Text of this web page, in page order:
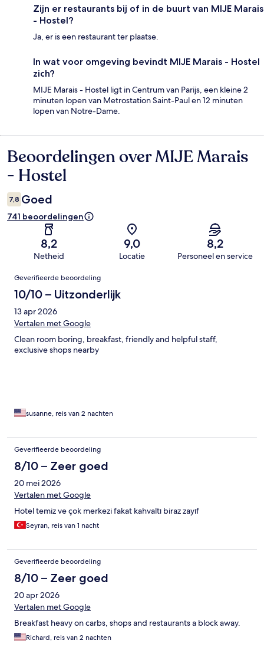
Zijn er restaurants bij of in de buurt van MIJE Marais
- Hostel?
Ja, er is een restaurant ter plaatse.
In wat voor omgeving bevindt MIJE Marais - Hostel
zich?
MIJE Marais - Hostel ligt in Centrum van Parijs, een kleine 2
minuten lopen van Metrostation Saint-Paul en 12 minuten
lopen van Notre-Dame.
Beoordelingen
Beoordelingen over MIJE Marais
- Hostel
7,8 Goed
741 beoordelingen
8,2
Netheid
9,0
Locatie
8,2
Personeel en service
Beoordelingen
Geverifieerde beoordeling
10/10 – Uitzonderlijk
13 apr 2026
Vertalen met Google
Clean room boring, breakfast, friendly and helpful staff,
exclusive shops nearby
susanne, reis van 2 nachten
Geverifieerde beoordeling
8/10 – Zeer goed
20 mei 2026
Vertalen met Google
Hotel temiz ve çok merkezi fakat kahvaltı biraz zayıf
Seyran, reis van 1 nacht
Geverifieerde beoordeling
8/10 – Zeer goed
20 apr 2026
Vertalen met Google
Breakfast heavy on carbs, shops and restaurants a block away.
Richard, reis van 2 nachten